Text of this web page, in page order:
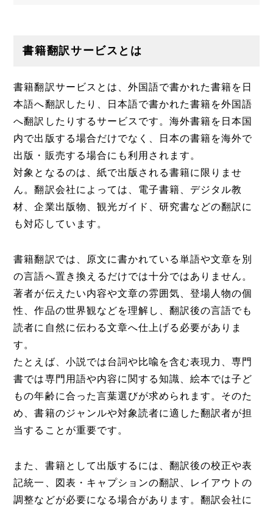
書籍翻訳サービスとは
書籍翻訳サービスとは、外国語で書かれた書籍を日
本語へ翻訳したり、日本語で書かれた書籍を外国語
へ翻訳したりするサービスです。海外書籍を日本国
内で出版する場合だけでなく、日本の書籍を海外で
出版・販売する場合にも利用されます。
対象となるのは、紙で出版される書籍に限りませ
ん。翻訳会社によっては、電子書籍、デジタル教
材、企業出版物、観光ガイド、研究書などの翻訳に
も対応しています。
書籍翻訳では、原文に書かれている単語や文章を別
の言語へ置き換えるだけでは十分ではありません。
著者が伝えたい内容や文章の雰囲気、登場人物の個
性、作品の世界観などを理解し、翻訳後の言語でも
読者に自然に伝わる文章へ仕上げる必要がありま
す。
たとえば、小説では台詞や比喩を含む表現力、専門
書では専門用語や内容に関する知識、絵本では子ど
もの年齢に合った言葉選びが求められます。そのた
め、書籍のジャンルや対象読者に適した翻訳者が担
当することが重要です。
また、書籍として出版するには、翻訳後の校正や表
記統一、図表・キャプションの翻訳、レイアウトの
調整などが必要になる場合があります。翻訳会社に